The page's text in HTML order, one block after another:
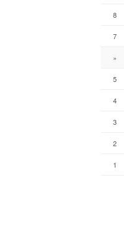
8
7
»
5
4
3
2
1